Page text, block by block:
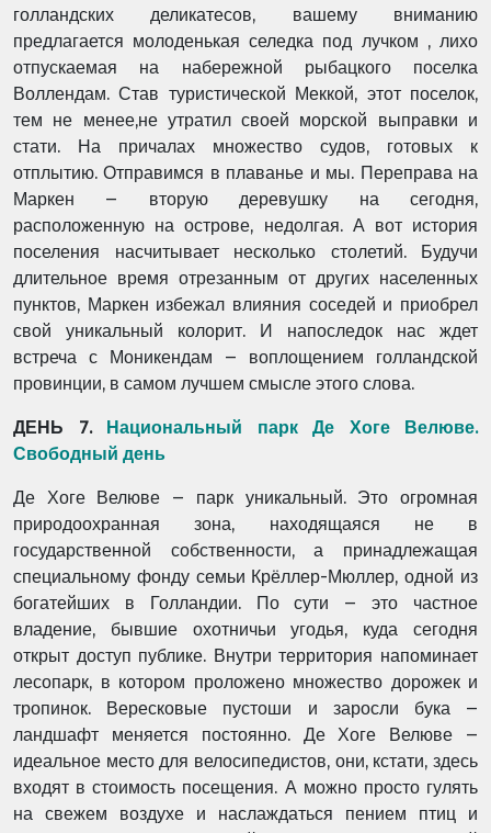
голландских деликатесов, вашему вниманию
предлагается молоденькая селедка под лучком , лихо
отпускаемая на набережной рыбацкого поселка
Воллендам. Став туристической Меккой, этот поселок,
тем не менее,не утратил своей морской выправки и
стати. На причалах множество судов, готовых к
отплытию. Отправимся в плаванье и мы. Переправа на
Маркен – вторую деревушку на сегодня,
расположенную на острове, недолгая. А вот история
поселения насчитывает несколько столетий. Будучи
длительное время отрезанным от других населенных
пунктов, Маркен избежал влияния соседей и приобрел
свой уникальный колорит. И напоследок нас ждет
встреча с Моникендам – воплощением голландской
провинции, в самом лучшем смысле этого слова.
ДЕНЬ 7. Национальный парк Де Хоге Велюве.
Свободный день
Де Хоге Велюве – парк уникальный. Это огромная
природоохранная зона, находящаяся не в
государственной собственности, а принадлежащая
специальному фонду семьи Крёллер-Мюллер, одной из
богатейших в Голландии. По сути – это частное
владение, бывшие охотничьи угодья, куда сегодня
открыт доступ публике. Внутри территория напоминает
лесопарк, в котором проложено множество дорожек и
тропинок. Вересковые пустоши и заросли бука –
ландшафт меняется постоянно. Де Хоге Велюве –
идеальное место для велосипедистов, они, кстати, здесь
входят в стоимость посещения. А можно просто гулять
на свежем воздухе и наслаждаться пением птиц и